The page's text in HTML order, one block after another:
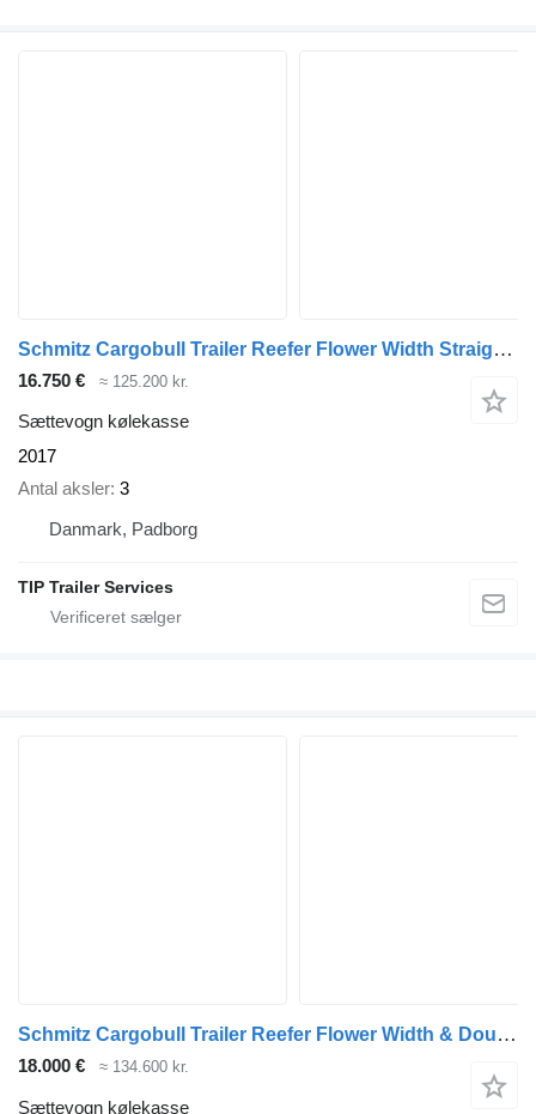
Schmitz Cargobull Trailer Reefer Flower Width Straight
16.750 €
≈ 125.200 kr.
Sættevogn kølekasse
2017
Antal aksler 3
Danmark, Padborg
TIP Trailer Services
Schmitz Cargobull Trailer Reefer Flower Width & Double Stock Straight
18.000 € ≈ 134.600 kr.
Sættevogn kølekasse